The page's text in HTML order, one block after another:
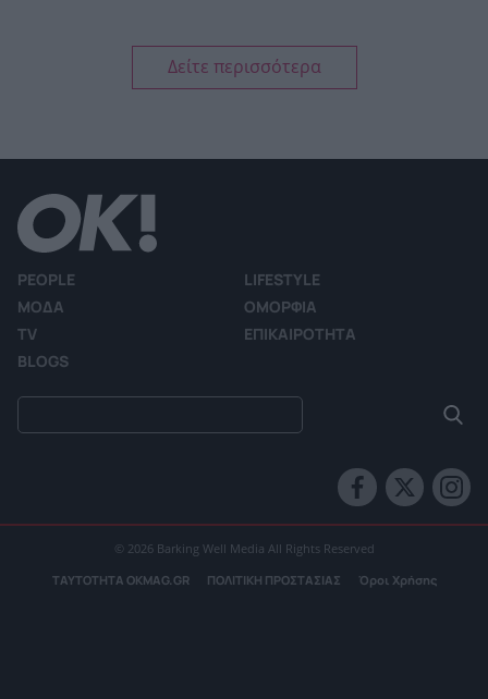
Δείτε περισσότερα
PEOPLE
LIFESTYLE
ΜΟΔΑ
ΟΜΟΡΦΙΑ
TV
ΕΠΙΚΑΙΡΟΤΗΤΑ
BLOGS
© 2026 Barking Well Media All Rights Reserved
ΤΑΥΤΟΤΗΤΑ OKMAG.GR ΠΟΛΙΤΙΚΗ ΠΡΟΣΤΑΣΙΑΣ Όροι Χρήσης